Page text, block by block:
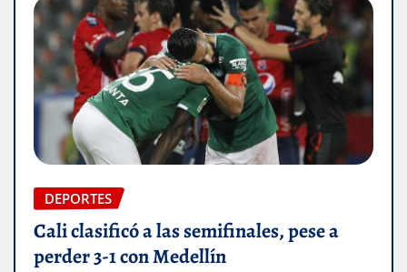
DEPORTES
Cali clasificó a las semifinales, pese a
perder 3-1 con Medellín